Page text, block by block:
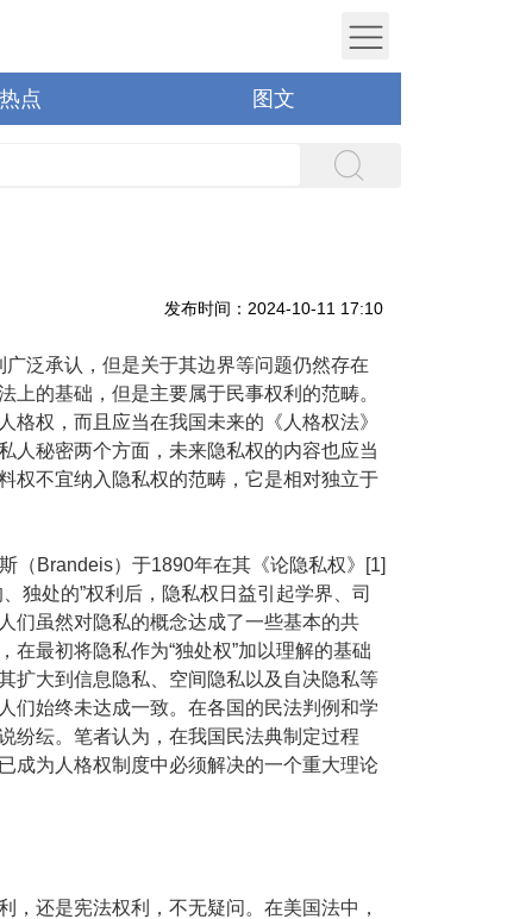
热点 图文
发布时间：2024-10-11 17:10
泛承认，但是关于其边界等问题仍然存在
的基础，但是主要属于民事权利的范畴。
权，而且应当在我国未来的《人格权法》
人秘密两个方面，未来隐私权的内容也应当
权不宜纳入隐私权的范畴，它是相对独立于
Brandeis）于1890年在其《论隐私权》[1]
独处的”权利后，隐私权日益引起学界、司
们虽然对隐私的概念达成了一些基本的共
最初将隐私作为“独处权”加以理解的基础
扩大到信息隐私、空间隐私以及自决隐私等
们始终未达成一致。在各国的民法判例和学
纷纭。笔者认为，在我国民法典制定过程
成为人格权制度中必须解决的一个重大理论
还是宪法权利，不无疑问。在美国法中，